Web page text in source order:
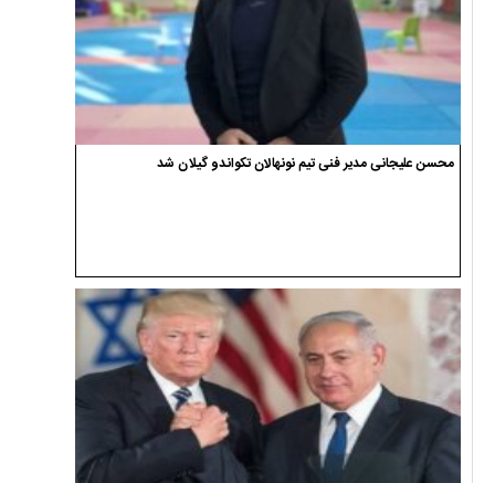
محسن علیجانی مدیر فنی تیم نونهالان تکواندو گیلان شد